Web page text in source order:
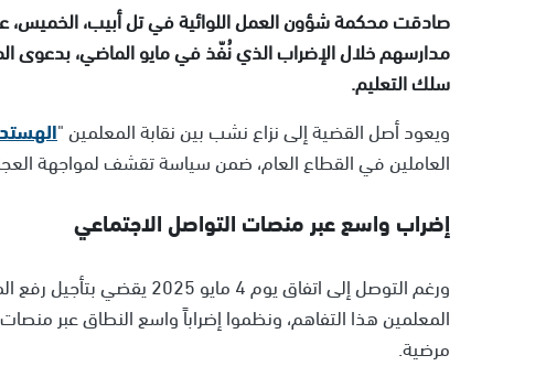
صادقت محكمة شؤون العمل اللوائية في تل أبيب، الخميس،
مدارسهم خلال الإضراب الذي نُفّذ في مايو الماضي،
سلك التعليم.
ويعود أصل القضية إلى نزاع نشب بين نقابة المعلمين "
العاملين في القطاع العام، ضمن سياسة تقشف لمواجهة العجز
إضراب واسع عبر منصات التواصل الاجتماعي
ورغم التوصل إلى اتفاق
المعلمين هذا التفاهم، ونظموا إضراباً واسع النطاق عبر
مرضية.